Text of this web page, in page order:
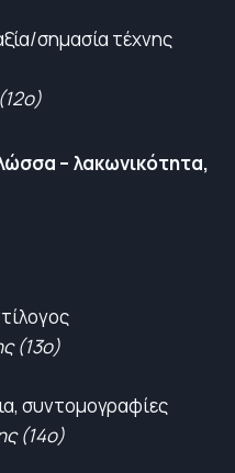
σημασία τέχνης
– λακωνικότητα,
(13ο)
συντομογραφίες
(14ο)